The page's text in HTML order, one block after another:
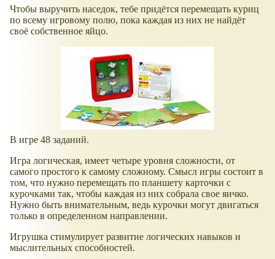
Чтобы выручить наседок, тебе придётся перемещать куриц
по всему игровому полю, пока каждая из них не найдёт
своё собственное яйцо.
В игре 48 заданий.
Игра логическая, имеет четыре уровня сложности, от
самого простого к самому сложному. Смысл игры состоит в
том, что нужно перемещать по планшету карточки с
курочками так, чтобы каждая из них собрала свое яичко.
Нужно быть внимательным, ведь курочки могут двигаться
только в определенном направлении.
Игрушка стимулирует развитие логических навыков и
мыслительных способностей.